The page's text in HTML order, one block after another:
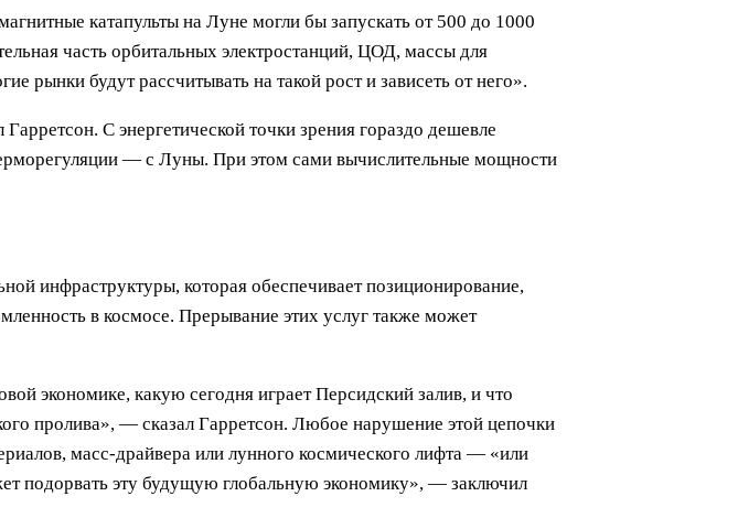
катапульты на Луне могли бы запускать от 500 до 1000
часть орбитальных электростанций, ЦОД, массы для
рынки будут рассчитывать на такой рост и зависеть от него».
С энергетической точки зрения гораздо дешевле
— с Луны. При этом сами вычислительные мощности
инфраструктуры, которая обеспечивает позиционирование,
в космосе. Прерывание этих услуг также может
экономике, какую сегодня играет Персидский залив, и что
пролива», — сказал Гарретсон. Любое нарушение этой цепочки
масс-драйвера или лунного космического лифта — «или
подорвать эту будущую глобальную экономику», — заключил